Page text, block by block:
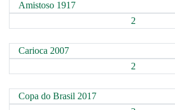
Amistoso 1917
2
Carioca 2007
2
Copa do Brasil 2017